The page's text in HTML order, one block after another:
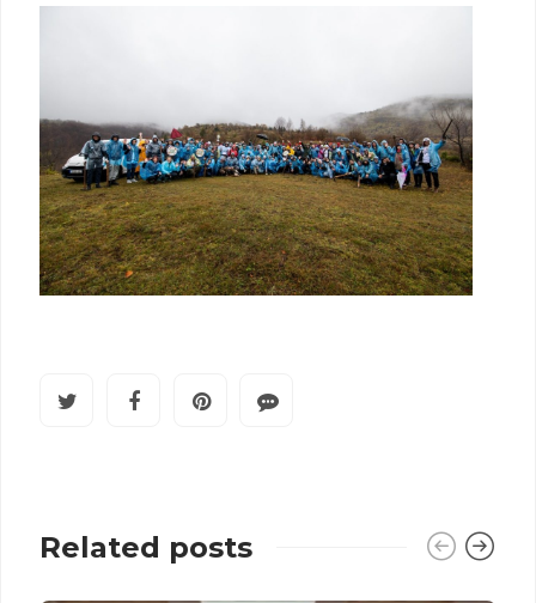
Related posts